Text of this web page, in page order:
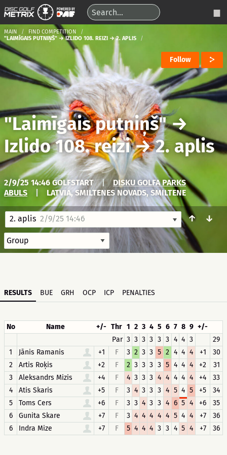
MAIN
FIND COMPETITION
"LAIMĪGAIS PUTNIŅŠ" → IZLIDO 108. REIZI → 2. APLIS
Follow
"Laimīgais putniņš"→
Izlido 108. reizi→2. aplis
2/9/25 14:46 GOLFSTART |
DISKU GOLFA PARKS
ABULS
LATVIA, SMILTENES NOVADS, SMILTENE
2. aplis 2/9/25 14:46 ↑ ↓
RESULTS BUE GRH OCP ICP PENALTIES
No Name +/- Thr 1 2 3 4 5 6 7 8 9 +/-
Par 3 3 3 3 3 3 4 4 3
29
1
Jānis Ramanis +1 F 3 2 3 3 5 2 4 4 4 +1
30
2
Artis Roķis +2 F 2 3 3 3 3 5 4 4 4 +2
31
3
Aleksandrs Mizis +4 F 4 3 3 3 4 4 4 4 4 +4
33
4
Atis Skaris +5 F 3 4 3 3 3 4 5 4 5 +5
34
5
Toms Cers +6 F 3 3 4 3 3 4 6 5 4 +6
35
6
Gunita Skare +7 F 3 4 4 4 4 4 5 4 4 +7
36
6
Indra Mize +7 F 5 4 4 4 3 3 4 5 4 +7 36